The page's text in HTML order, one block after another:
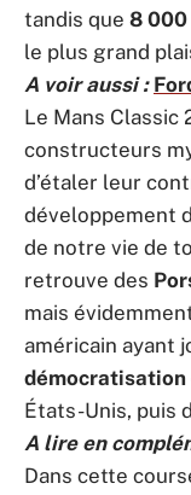
tandis que 8 000
le plus grand
A voir aussi :
Le Mans Classic
constructeurs
d’étaler leur
développement
de notre vie de
retrouve des
mais
américain ayant
démocratisation
États-Unis, puis
A lire en
Dans cette